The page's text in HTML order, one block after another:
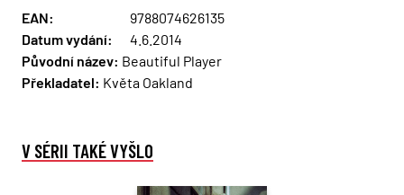
EAN:
9788074626135
Datum vydání:
4.6.2014
Původní název: Beautiful Player
Překladatel: Květa Oakland
V SÉRII TAKÉ VYŠLO